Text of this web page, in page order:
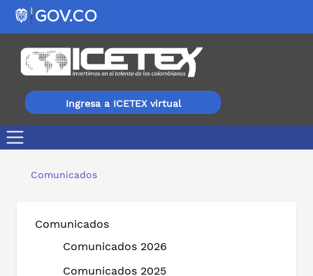
Ingresa a ICETEX virtual
Comunicados
Comunicados
Comunicados 2026
Comunicados 2025